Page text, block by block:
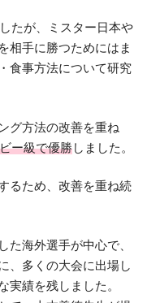
たが、ミスター日本や
相手に勝つためにはま
食事方法について研究
グ方法の改善を重ね
ー級で優勝しました。
るため、改善を重ね続
た海外選手が中心で、
、多くの大会に出場し
実績を残しました。